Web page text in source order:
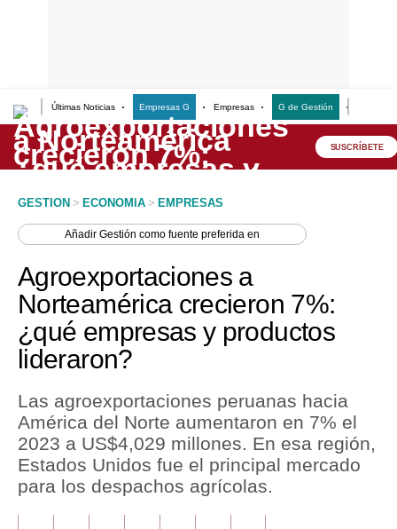
Últimas Noticias Empresas G Empresas G de Gestión
Lo último
Peru Quiosco
Economía
Mercados
Perú
Política
Tu Dinero
Finanzas Personales
SUSCRÍBETE
GESTION > ECONOMIA > EMPRESAS
AñadirGestión como fuente preferida en
Agroexportaciones a
Norteamérica crecieron 7%:
¿qué empresas y productos
lideraron?
Las agroexportaciones peruanas hacia
América del Norte aumentaron en 7% el
2023 a US$4,029 millones. En esa región,
Estados Unidos fue el principal mercado
para los despachos agrícolas.